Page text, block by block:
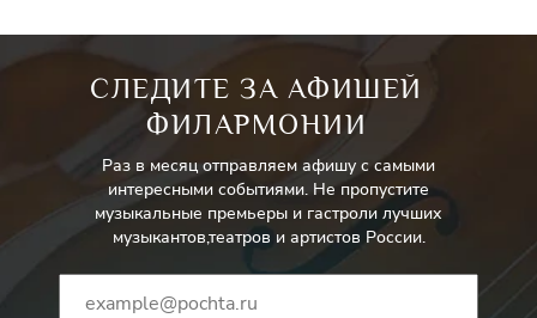
СЛЕДИТЕ ЗА АФИШЕЙ
ФИЛАРМОНИИ
Раз в месяц отправляем афишу с самыми
интересными событиями. Не пропустите
музыкальные премьеры и гастроли лучших
музыкантов,театров и артистов России.